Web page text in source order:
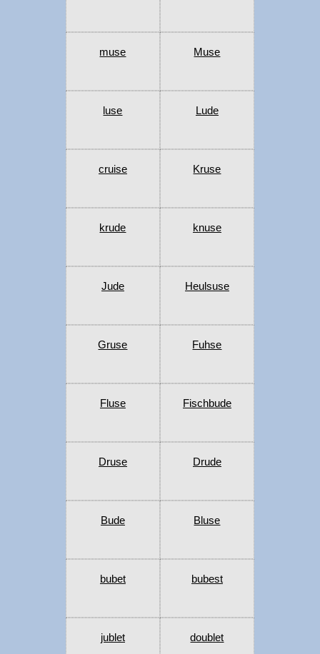
muse Muse
luse Lude
cruise Kruse
krude knuse
Jude Heulsuse
Gruse Fuhse
Fluse Fischbude
Druse Drude
Bude Bluse
bubet bubest
jublet doublet